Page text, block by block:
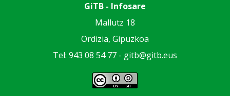
GiTB - Infosare
Mallutz 18
Ordizia, Gipuzkoa
Tel: 943 08 54 77 - gitb@gitb.eus